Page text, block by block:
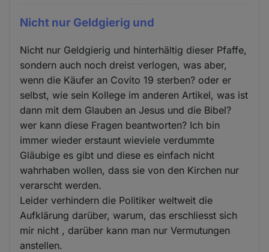
Nicht nur Geldgierig und
Nicht nur Geldgierig und hinterhältig dieser Pfaffe,
sondern auch noch dreist verlogen, was aber,
wenn die Käufer an Covito 19 sterben? oder er
selbst, wie sein Kollege im anderen Artikel, was ist
dann mit dem Glauben an Jesus und die Bibel?
wer kann diese Fragen beantworten? Ich bin
immer wieder erstaunt wieviele verdummte
Gläubige es gibt und diese es einfach nicht
wahrhaben wollen, dass sie von den Kirchen nur
verarscht werden.
Leider verhindern die Politiker weltweit die
Aufklärung darüber, warum, das erschliesst sich
mir nicht , darüber kann man nur Vermutungen
anstellen.